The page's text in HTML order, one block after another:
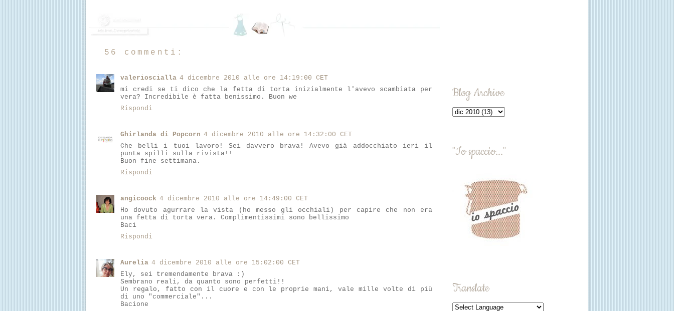
56 commenti:
valerioscialla 4 dicembre 2010 alle ore 14:19:00 CET
mi credi se ti dico che la fetta di torta inizialmente l'avevo scambiata per
vera? Incredibile è fatta benissimo. Buon we
Rispondi
Ghirlanda di Popcorn 4 dicembre 2010 alle ore 14:32:00 CET
Che belli i tuoi lavoro! Sei davvero brava! Avevo già addocchiato ieri il
punta spilli sulla rivista!!
Buon fine settimana.
Rispondi
angicoock 4 dicembre 2010 alle ore 14:49:00 CET
Ho dovuto agurrare la vista (ho messo gli occhiali) per capire che non era
una fetta di torta vera. Complimentissimi sono bellissimo
Baci
Rispondi
Aurelia 4 dicembre 2010 alle ore 15:02:00 CET
Ely, sei tremendamente brava :)
Sembrano reali, da quanto sono perfetti!!
Un regalo, fatto con il cuore e con le proprie mani, vale mille volte di più
di uno "commerciale"...
Bacione
Blog Archive
"Io spaccio..."
Translate